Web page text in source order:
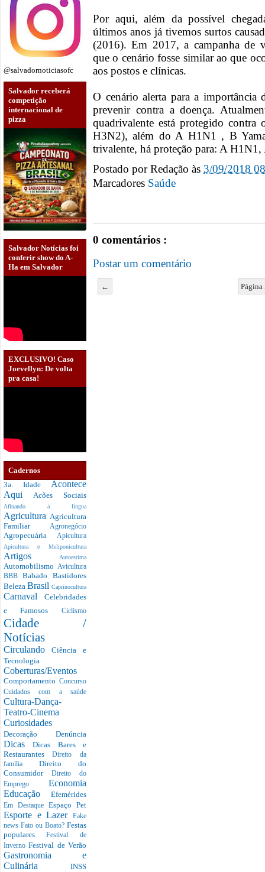
@salvadornoticiasofc
Salvador receberá
competição
internacional de
pizza
Salvador Notícias foi
conferir show do A-
Ha em Salvador
EXCLUSIVO! Caso
Joevellyn: De volta
pra casa!
Cadernos
3a. Idade Acontece
Aqui Acões Sociais
Afinando a língua
Agricultura Agricultura
Familiar Agronegócio
Agropecuária Apicultura
Apicultura e Meliponicultura
Artigos Autoestima
Automobilismo Avicultura
BBBBabado Bastidores
Beleza Brasil Caprinocultura
Carnaval Celebridades
e Famosos Ciclismo
Cidade /
Notícias
CirculandoCiência e
Tecnologia
Coberturas/Eventos
Comportamento Concurso
Cuidados com a saúde
Cultura-Dança-
Teatro-Cinema
Curiosidades
Decoração Denúncia
DicasDicas Bares e
RestaurantesDireito da
família Direito do
Consumidor Direito do
Emprego Economia
Educação Efemérides
Em Destaque Espaço Pet
Esporte e Lazer
Fake
news Fato ou Boato? Festas
popularesFestival de
InvernoFestival de Verão
Gastronomia e
Culinária INSS
Por aqui, além da possível
últimos anos já tivemos surtos
(2016). Em 2017, a campanha de
que o cenário fosse similar ao que
aos postos e clínicas.
O cenário alerta para a importância
prevenir contra a doença.
quadrivalente está protegido
H3N2), além do A H1N1 , B
trivalente, há proteção para: A
Postado porRedação às 3/09/2018
Marcadores Saúde
0 comentários :
Postar um comentário
←